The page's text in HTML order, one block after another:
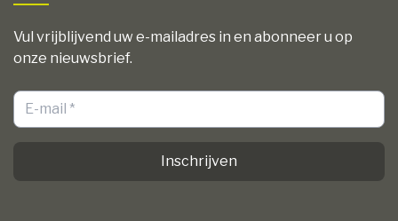
Vul vrijblijvend uw e-mailadres in en abonneer u op
onze nieuwsbrief.
Inschrijven